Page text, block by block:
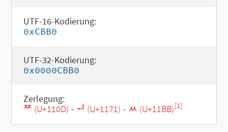
UTF-16-Kodierung:
0xCBB0
UTF-32-Kodierung:
0x0000CBB0
Zerlegung:
ᄍ (U+110D) - ᅱ (U+1171) - ᆻ (U+11BB)[1]